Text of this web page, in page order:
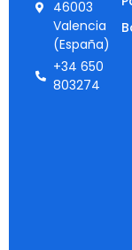
46003
Valencia
(España)
+34 650
803274